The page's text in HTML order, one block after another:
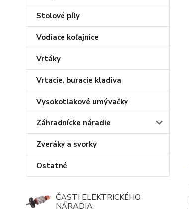
Stolové píly
Vodiace koľajnice
Vrtáky
Vrtacie, buracie kladiva
Vysokotlakové umývačky
Záhradnícke náradie
Zveráky a svorky
Ostatné
ČASTI ELEKTRICKÉHO
NÁRADIA